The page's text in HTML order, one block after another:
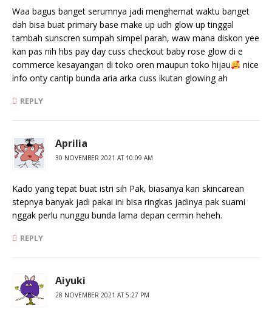
Waa bagus banget serumnya jadi menghemat waktu banget
dah bisa buat primary base make up udh glow up tinggal
tambah sunscren sumpah simpel parah, waw mana diskon yee
kan pas nih hbs pay day cuss checkout baby rose glow di e
commerce kesayangan di toko oren maupun toko hijau
nice
info onty cantip bunda aria arka cuss ikutan glowing ah
REPLY
Aprilia
30 NOVEMBER 2021 AT 10:09 AM
Kado yang tepat buat istri sih Pak, biasanya kan skincarean
stepnya banyak jadi pakai ini bisa ringkas jadinya pak suami
nggak perlu nunggu bunda lama depan cermin heheh.
REPLY
Aiyuki
28 NOVEMBER 2021 AT 5:27 PM